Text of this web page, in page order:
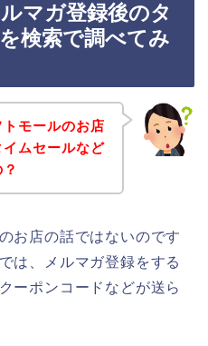
マガ登録後のタ
検索で調べてみ
モールのお店
ムセールなど
お店の話ではないのです
は、メルマガ登録をする
ーポンコードなどが送ら